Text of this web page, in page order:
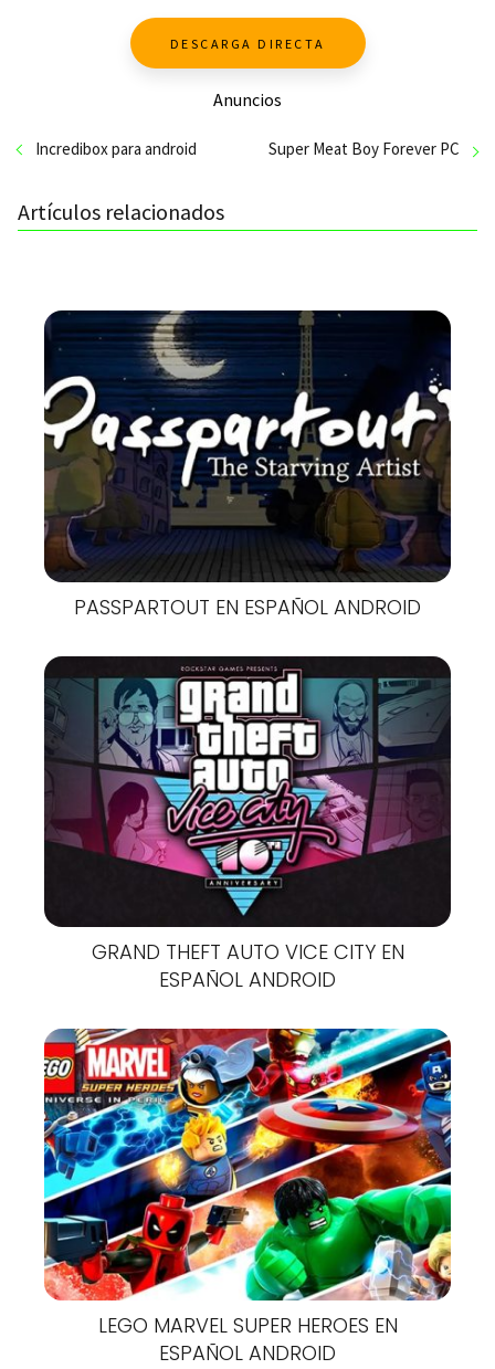
DESCARGA DIRECTA
Anuncios
Incredibox para android Super Meat Boy Forever PC
Artículos relacionados
PASSPARTOUT EN ESPAÑOL ANDROID
GRAND THEFT AUTO VICE CITY EN
ESPAÑOL ANDROID
LEGO MARVEL SUPER HEROES EN
ESPAÑOL ANDROID